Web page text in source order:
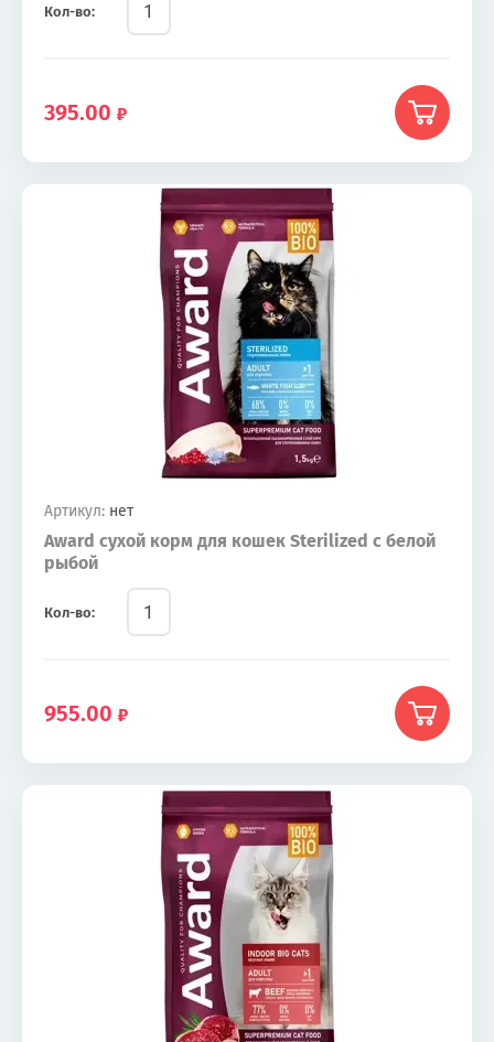
Кол-во:
395.00
Артикул: нет
Award сухой корм для кошек Sterilized с белой
рыбой
Кол-во:
955.00